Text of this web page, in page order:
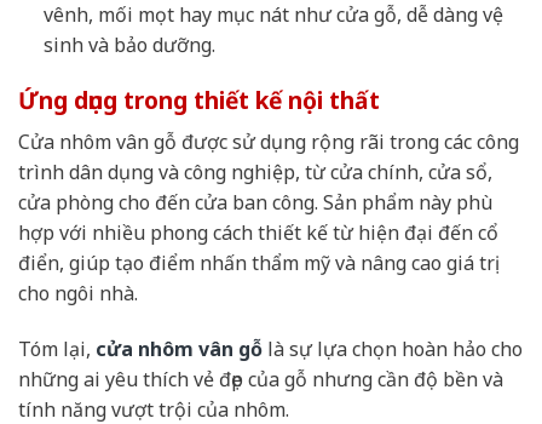
vênh, mối mọt hay mục nát như cửa gỗ, dễ dàng vệ
sinh và bảo dưỡng.
Ứng dụng trong thiết kế nội thất
Cửa nhôm vân gỗ được sử dụng rộng rãi trong các công
trình dân dụng và công nghiệp, từ cửa chính, cửa sổ,
cửa phòng cho đến cửa ban công. Sản phẩm này phù
hợp với nhiều phong cách thiết kế từ hiện đại đến cổ
điển, giúp tạo điểm nhấn thẩm mỹ và nâng cao giá trị
cho ngôi nhà.
Tóm lại, cửa nhôm vân gỗ là sự lựa chọn hoàn hảo cho
những ai yêu thích vẻ đẹp của gỗ nhưng cần độ bền và
tính năng vượt trội của nhôm.